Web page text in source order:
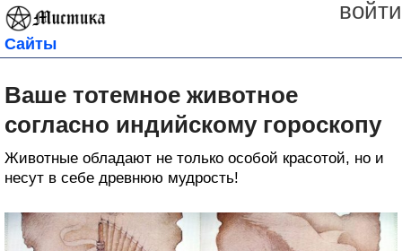
войти
Сайты
Ваше тотемное животное
согласно индийскому гороскопу
Животные обладают не только особой красотой, но и
несут в себе древнюю мудрость!